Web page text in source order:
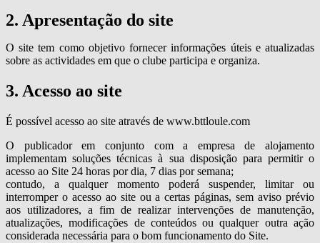
2. Apresentação do site
O site tem como objetivo fornecer informações úteis e atualizadas
sobre as actividades em que o clube participa e organiza.
3. Acesso ao site
É possível acesso ao site através de www.bttloule.com
O publicador em conjunto com a empresa de alojamento
implementam soluções técnicas à sua disposição para permitir o
acesso ao Site 24 horas por dia, 7 dias por semana;
contudo, a qualquer momento poderá suspender, limitar ou
interromper o acesso ao site ou a certas páginas, sem aviso prévio
aos utilizadores, a fim de realizar intervenções de manutenção,
atualizações, modificações de conteúdos ou qualquer outra ação
considerada necessária para o bom funcionamento do Site.